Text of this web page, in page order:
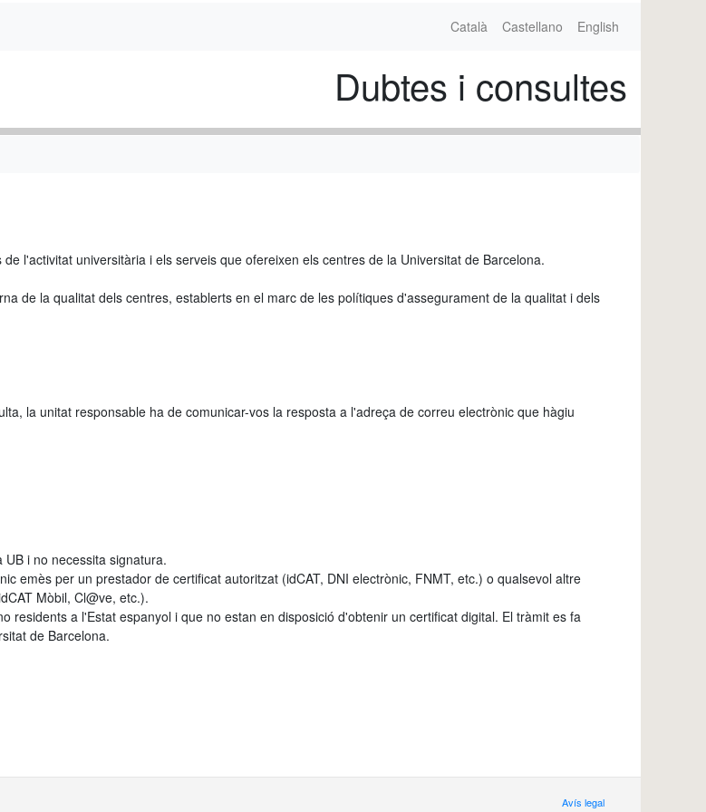
Català Castellano English
Dubtes i consultes
l'activitat universitària i els serveis que ofereixen els centres de la Universitat de Barcelona.
de la qualitat dels centres, establerts en el marc de les polítiques d'assegurament de la qualitat i dels
la unitat responsable ha de comunicar-vos la resposta a l'adreça de correu electrònic que hàgiu
i no necessita signatura.
emès per un prestador de certificat autoritzat (idCAT, DNI electrònic, FNMT, etc.) o qualsevol altre
Mòbil, Cl@ve, etc.).
residents a l'Estat espanyol i que no estan en disposició d'obtenir un certificat digital. El tràmit es fa
de Barcelona.
Avís legal